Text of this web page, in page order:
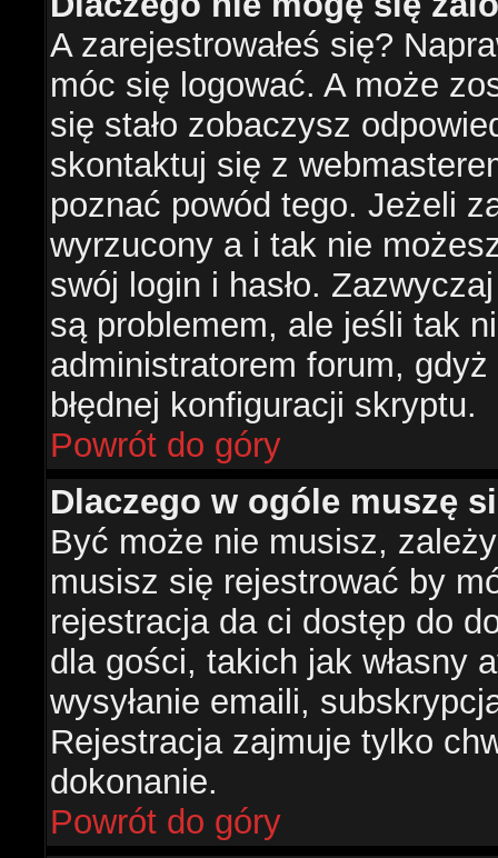
A zarejestrowałeś się?
móc się logować. A może
się stało zobaczysz
skontaktuj się z
poznać powód tego. Jeżeli
wyrzucony a i tak nie
swój login i hasło.
są problemem, ale jeśli tak
administratorem forum,
błędnej konfiguracji skryptu.
Powrót do góry
Dlaczego w ogóle muszę
Być może nie musisz,
musisz się rejestrować by
rejestracja da ci dostęp do
dla gości, takich jak własny
wysyłanie emaili,
Rejestracja zajmuje tylko
dokonanie.
Powrót do góry